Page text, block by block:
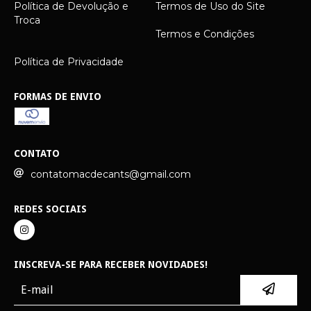
Política de Devolução e
Troca
Termos de Uso do Site
Termos e Condições
Política de Privacidade
FORMAS DE ENVIO
CONTATO
contatomacdecants@gmail.com
REDES SOCIAIS
INSCREVA-SE PARA RECEBER NOVIDADES!